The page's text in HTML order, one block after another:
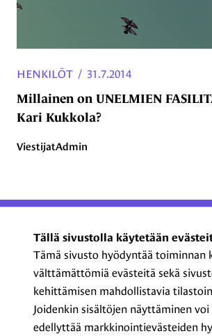
Tällä sivustolla käytetään
Tämä sivusto hyödyntää toiminnan
välttämättömiä evästeitä sekä
kehittämisen mahdollistavia
Joidenkin sisältöjen näyttäminen voi
edellyttää markkinointievästeiden
Millainen on UNELMIEN
Kari Kukkola?
HENKILÖT / 31.7.2014
ViestijatAdmin
ProCom – Viestinnän
ammattilaiset ry
Kasarmikatu 23 A 5, 2. krs
00130 Helsinki
+358 44 720 3022
procom@procom.fi